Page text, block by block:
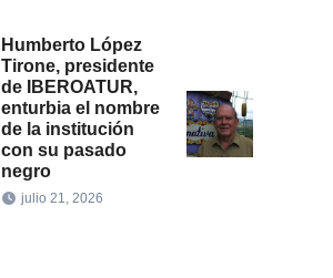
Humberto López
Tirone, presidente
de IBEROATUR,
enturbia el nombre
de la institución
con su pasado
negro
julio 21, 2026